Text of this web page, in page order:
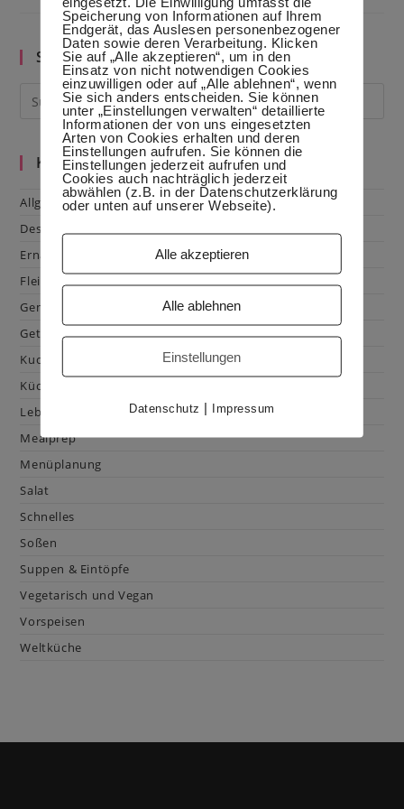
Gemacht
Oder
Wie
Deine
Vorsätze
Dieses
Jahr
Lauten
Könnten
Suche im Blog
Kategorien
Allgemein
Dessert
Ernährung
Fleisch & Geflügel
Gemüse
Getränke
Kuchen & Gebäck
Küchenhacks
Lebensmittelkunde
Mealprep
Menüplanung
Salat
Schnelles
Soßen
Suppen & Eintöpfe
Vegetarisch und Vegan
Vorspeisen
Weltküche
Speicherung von Informationen auf Ihrem
Endgerät, das Auslesen personenbezogener
Daten sowie deren Verarbeitung. Klicken
Sie auf „Alle akzeptieren“, um in den
Einsatz von nicht notwendigen Cookies
einzuwilligen oder auf „Alle ablehnen“, wenn
Sie sich anders entscheiden. Sie können
unter „Einstellungen verwalten“ detaillierte
Informationen der von uns eingesetzten
Arten von Cookies erhalten und deren
Einstellungen aufrufen. Sie können die
Einstellungen jederzeit aufrufen und
Cookies auch nachträglich jederzeit
abwählen (z.B. in der Datenschutzerklärung
oder unten auf unserer Webseite).
Alle akzeptieren
Alle ablehnen
Einstellungen
Datenschutz | Impressum